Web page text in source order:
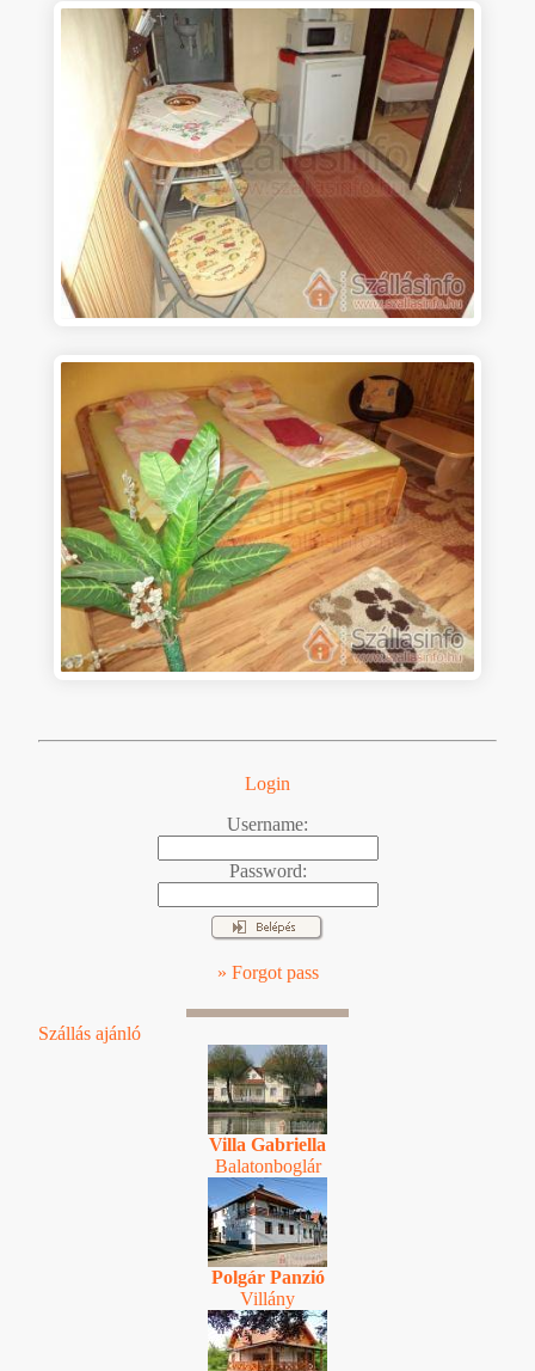
Login
Username:
Password:
» Forgot pass
Szállás ajánló
Villa Gabriella
Balatonboglár
Polgár Panzió
Villány